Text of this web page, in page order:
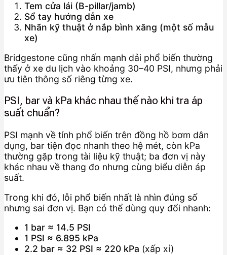
Tem cửa lái (B-pillar/jamb)
Sổ tay hướng dẫn xe
Nhãn kỹ thuật ở nắp bình xăng (một số mẫu
xe)
Bridgestone cũng nhấn mạnh dải phổ biến thường
thấy ở xe du lịch vào khoảng 30–40 PSI, nhưng phải
ưu tiên thông số riêng từng xe.
PSI, bar và kPa khác nhau thế nào khi tra áp
suất chuẩn?
PSI mạnh về tính phổ biến trên đồng hồ bơm dân
dụng, bar tiện đọc nhanh theo hệ mét, còn kPa
thường gặp trong tài liệu kỹ thuật; ba đơn vị này
khác nhau về thang đo nhưng cùng biểu diễn áp
suất.
Trong khi đó, lỗi phổ biến nhất là nhìn đúng số
nhưng sai đơn vị. Bạn có thể dùng quy đổi nhanh:
1 bar ≈ 14.5 PSI
1 PSI ≈ 6.895 kPa
2.2 bar ≈ 32 PSI ≈ 220 kPa (xấp xỉ)